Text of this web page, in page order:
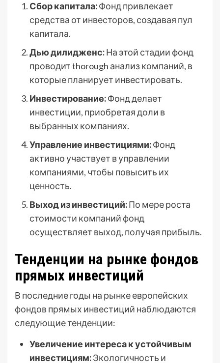
Сбор капитала:Фонд привлекает
средства от инвесторов, создавая пул
капитала.
Дью дилидженс:На этой стадии фонд
проводит thorough анализ компаний, в
которые планирует инвестировать.
Инвестирование:Фонд делает
инвестиции, приобретая доли в
выбранных компаниях.
Управление инвестициями:Фонд
активно участвует в управлении
компаниями, чтобы повысить их
ценность.
Выход из инвестиций:По мере роста
стоимости компаний фонд
осуществляет выход, получая прибыль.
Тенденции на рынке фондов
прямых инвестиций
В последние годы на рынке европейских
фондов прямых инвестиций наблюдаются
следующие тенденции:
Увеличение интереса к устойчивым
инвестициям:Экологичность и